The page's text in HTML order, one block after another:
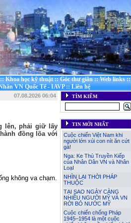
Khoa học kỹ thuật::Góc thư giãn::Web links::
VN Quốc Tế - IAVP::Liên hệ
07.08.2026 06:04
lên, phải giữ lấy
đồng lõa với
không va chạm.
TÌM KIẾM
TIN MỚI NHẤT
Cuộc chiến Việt Nam khi
người lớn xúi con nít ăn cứt
gà!
Nga: Ke Thù Truyền Kiếp
của Nhân Dân VN và Nhân
LoạI
NHÌN LẠI THỜI PHÁP
THUỘC
TẠI SAO NGÀY CÀNG
NHIỀU NGƯỜI MỸ VÀ VN
RỜI BỎ NƯỚC MỸ
Cuộc chiến chống Pháp
1945–1954 là một cuộc